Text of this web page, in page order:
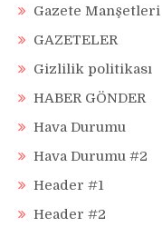
Gazete Manşetleri
GAZETELER
Gizlilik politikası
HABER GÖNDER
Hava Durumu
Hava Durumu #2
Header #1
Header #2